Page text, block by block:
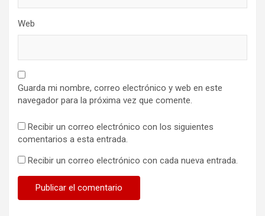
Web
Guarda mi nombre, correo electrónico y web en este
navegador para la próxima vez que comente.
Recibir un correo electrónico con los siguientes
comentarios a esta entrada.
Recibir un correo electrónico con cada nueva entrada.